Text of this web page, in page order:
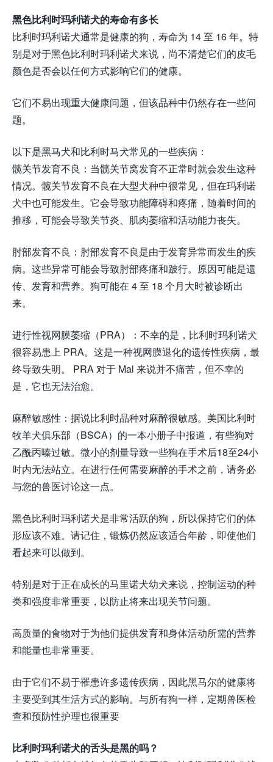
黑色比利时玛利诺犬的寿命有多长
比利时玛利诺犬通常是健康的狗，寿命为 14 至 16 年。特
别是对于黑色比利时玛利诺犬来说，尚不清楚它们的皮毛
颜色是否会以任何方式影响它们的健康。
它们不易出现重大健康问题，但该品种中仍然存在一些问
题。
以下是黑马犬和比利时马犬常见的一些疾病：
髋关节发育不良：当髋关节窝发育不正常时就会发生这种
情况。髋关节发育不良在大型犬种中很常见，但在玛利诺
犬中也可能发生。它会导致功能障碍和疼痛，随着时间的
推移，可能会导致关节炎、肌肉萎缩和活动能力丧失。
肘部发育不良：肘部发育不良是由于发育异常而发生的疾
病。这些异常可能会导致肘部疼痛和跛行。原因可能是遗
传、发育和营养。狗可能在 4 至 18 个月大时被诊断出
来。
进行性视网膜萎缩（PRA）：不幸的是，比利时玛利诺犬
很容易患上 PRA。这是一种视网膜退化的遗传性疾病，最
终导致失明。 PRA 对于 Mal 来说并不痛苦，但不幸的
是，它也无法治愈。
麻醉敏感性：据说比利时品种对麻醉很敏感。美国比利时
牧羊犬俱乐部（BSCA）的一本小册子中报道，有些狗对
乙酰丙嗪过敏。微小的剂量导致一些狗在手术后18至24小
时内无法站立。在进行任何需要麻醉的手术之前，请务必
与您的兽医讨论这一点。
黑色比利时玛利诺犬是非常活跃的狗，所以保持它们的体
形应该不难。请记住，锻炼仍然应该适合年龄，即使他们
看起来可以做到。
特别是对于正在成长的马里诺犬幼犬来说，控制运动的种
类和强度非常重要，以防止将来出现关节问题。
高质量的食物对于为他们提供发育和身体活动所需的营养
和能量也非常重要。
由于它们不易于罹患许多遗传疾病，因此黑马尔的健康将
主要受到其生活方式的影响。与所有狗一样，定期兽医检
查和预防性护理也很重要
比利时玛利诺犬的舌头是黑的吗？